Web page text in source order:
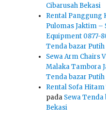
Cibarusah Bekasi
Rental Panggung
Pulomas Jaktim –
Equipment 0877-
Tenda bazar
Sewa Arm Chairs
Malaka Tambora
Tenda bazar
Rental Sofa
pada Sewa Tenda
Bekasi